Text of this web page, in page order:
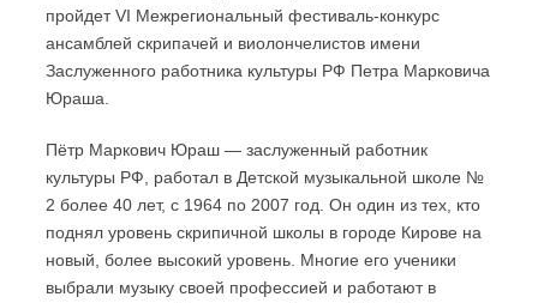
пройдет VI Межрегиональный фестиваль-конкурс
ансамблей скрипачей и виолончелистов имени
Заслуженного работника культуры РФ Петра Марковича
Юраша.
Пётр Маркович Юраш — заслуженный работник
культуры РФ, работал в Детской музыкальной школе №
2 более 40 лет, с 1964 по 2007 год. Он один из тех, кто
поднял уровень скрипичной школы в городе Кирове на
новый, более высокий уровень. Многие его ученики
выбрали музыку своей профессией и работают в